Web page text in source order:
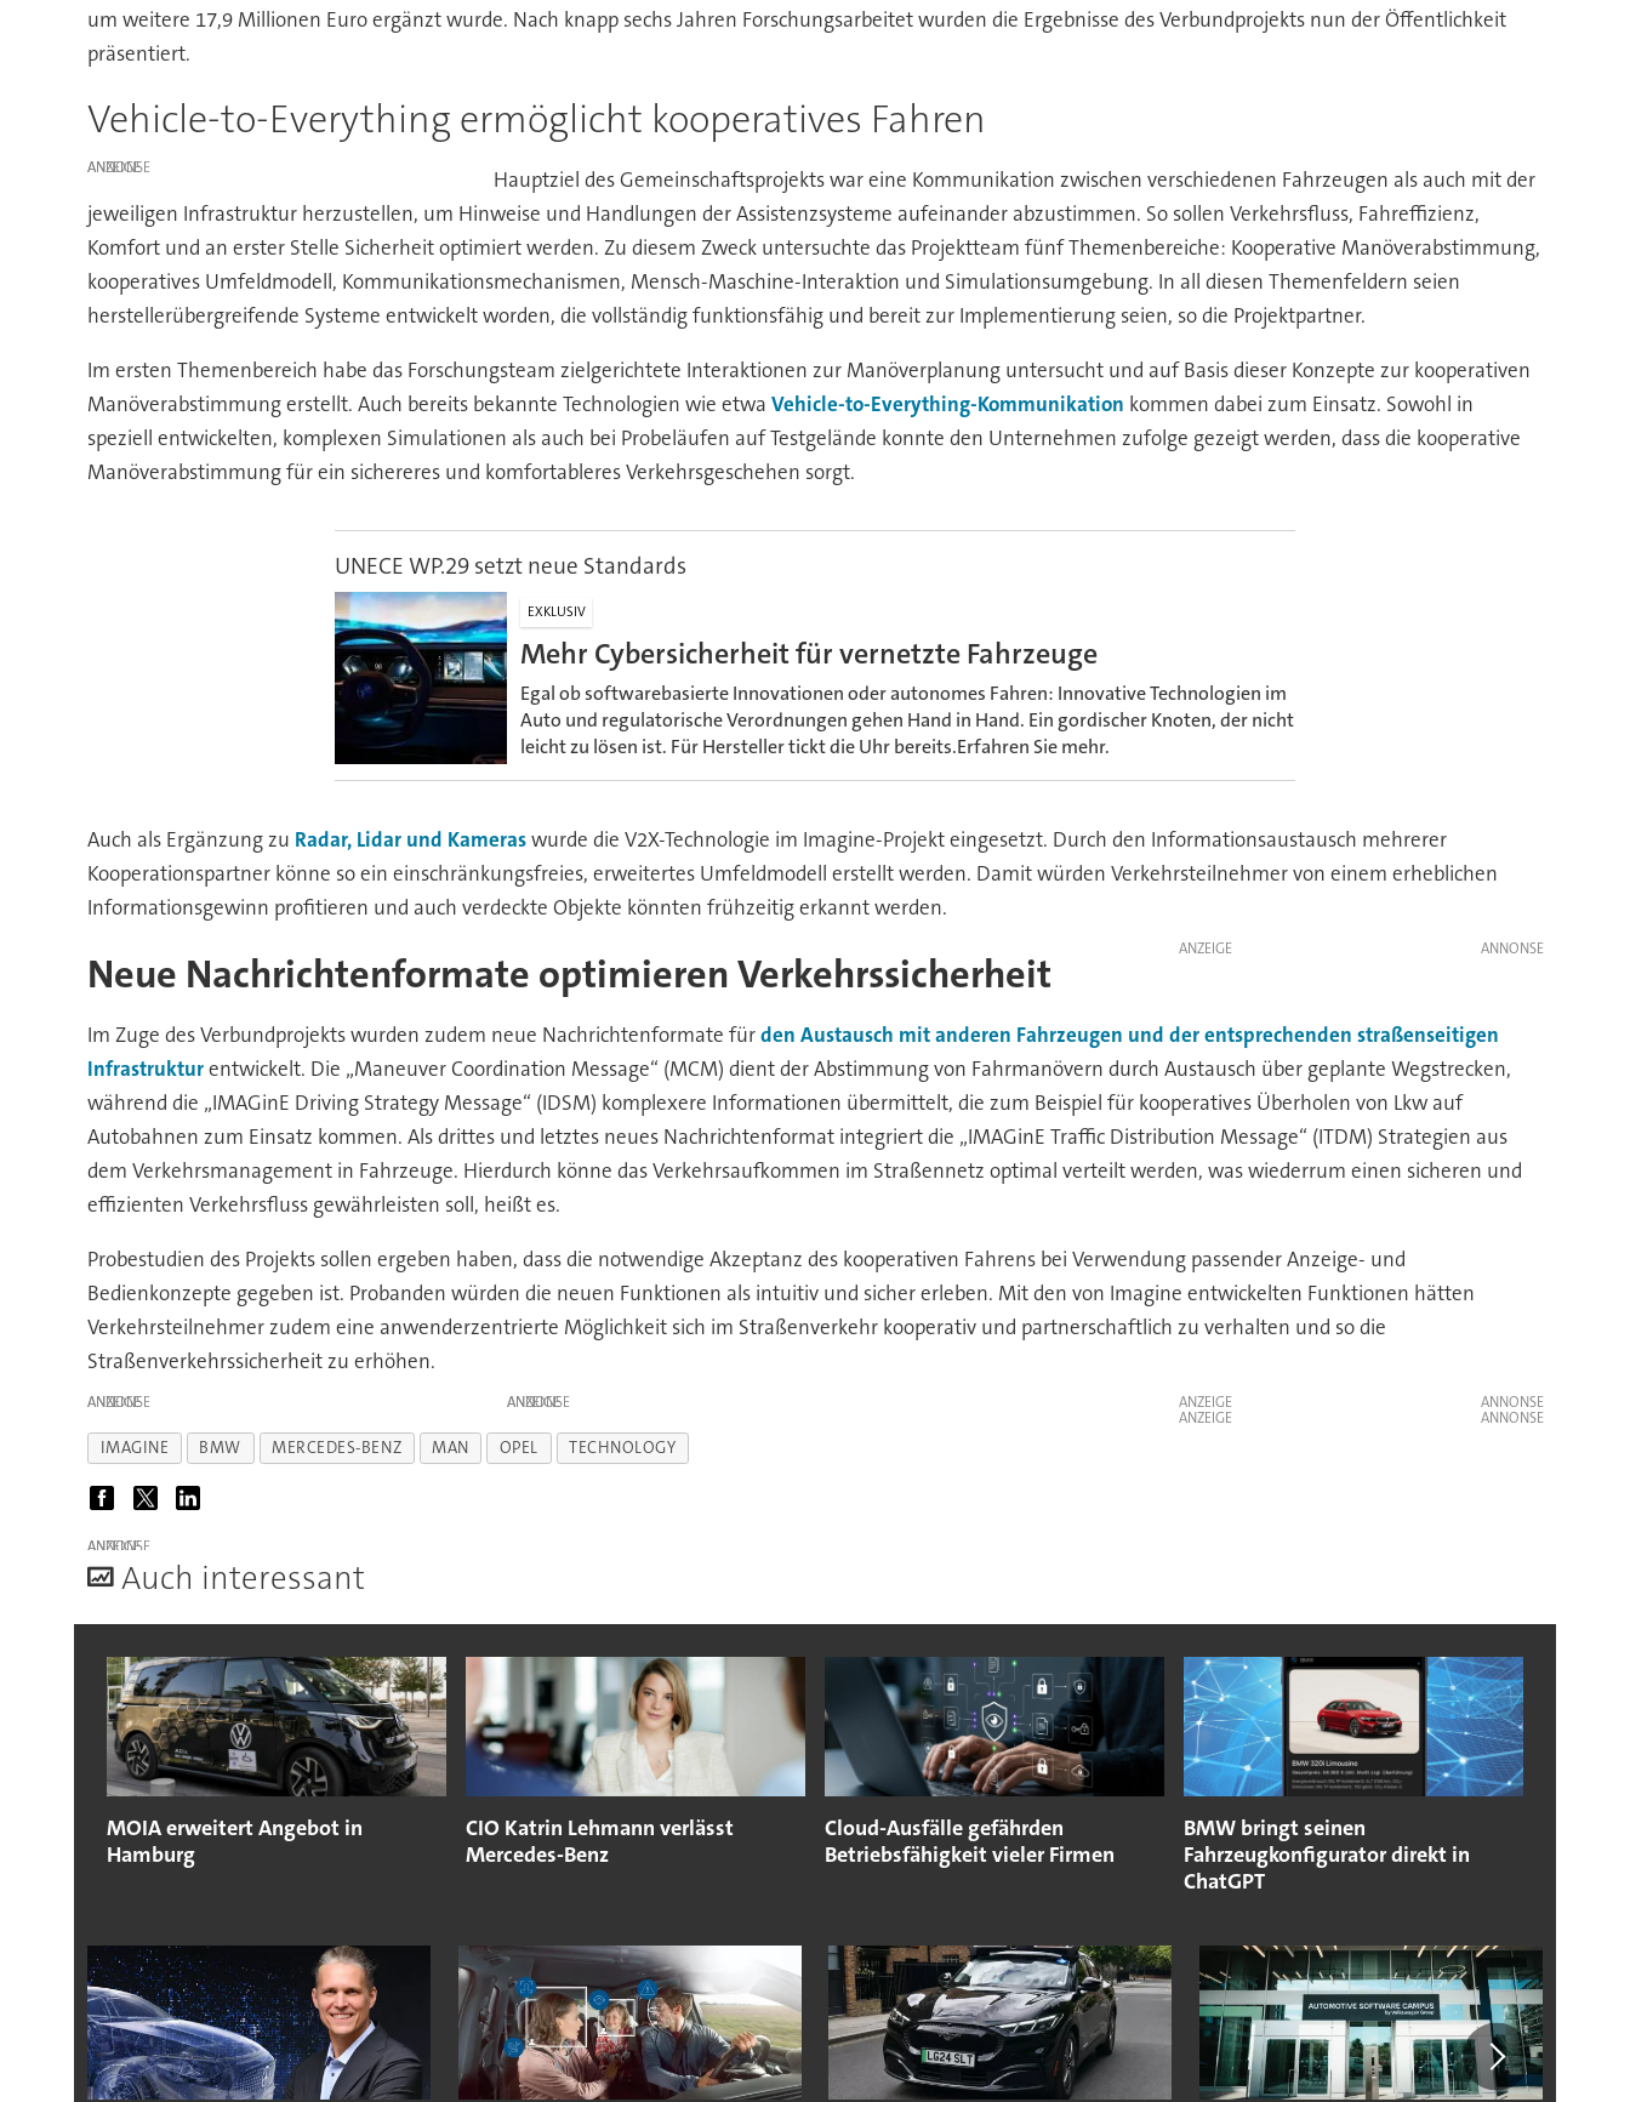
um weitere 17,9 Millionen Euro ergänzt wurde. Nach knapp sechs Jahren Forschungsarbeitet wurden die Ergebnisse des Verbundprojekts nun der Öffentlichkeit
präsentiert.
Vehicle-to-Everything ermöglicht kooperatives Fahren
ANZEIGE
Hauptziel des Gemeinschaftsprojekts war eine Kommunikation zwischen verschiedenen Fahrzeugen als auch mit der
jeweiligen Infrastruktur herzustellen, um Hinweise und Handlungen der Assistenzsysteme aufeinander abzustimmen. So sollen Verkehrsfluss, Fahreffizienz,
Komfort und an erster Stelle Sicherheit optimiert werden. Zu diesem Zweck untersuchte das Projektteam fünf Themenbereiche: Kooperative Manöverabstimmung,
kooperatives Umfeldmodell, Kommunikationsmechanismen, Mensch-Maschine-Interaktion und Simulationsumgebung. In all diesen Themenfeldern seien
herstellerübergreifende Systeme entwickelt worden, die vollständig funktionsfähig und bereit zur Implementierung seien, so die Projektpartner.
Im ersten Themenbereich habe das Forschungsteam zielgerichtete Interaktionen zur Manöverplanung untersucht und auf Basis dieser Konzepte zur kooperativen
Manöverabstimmung erstellt. Auch bereits bekannte Technologien wie etwa Vehicle-to-Everything-Kommunikation kommen dabei zum Einsatz. Sowohl in
speziell entwickelten, komplexen Simulationen als auch bei Probeläufen auf Testgelände konnte den Unternehmen zufolge gezeigt werden, dass die kooperative
Manöverabstimmung für ein sichereres und komfortableres Verkehrsgeschehen sorgt.
UNECE WP.29 setzt neue Standards
EXKLUSIV
Mehr Cybersicherheit für vernetzte Fahrzeuge
Egal ob softwarebasierte Innovationen oder autonomes Fahren: Innovative Technologien im
Auto und regulatorische Verordnungen gehen Hand in Hand. Ein gordischer Knoten, der nicht
leicht zu lösen ist. Für Hersteller tickt die Uhr bereits.Erfahren Sie mehr.
Auch als Ergänzung zu Radar, Lidar und Kameraswurde die V2X-Technologie im Imagine-Projekt eingesetzt. Durch den Informationsaustausch mehrerer
Kooperationspartner könne so ein einschränkungsfreies, erweitertes Umfeldmodell erstellt werden. Damit würden Verkehrsteilnehmer von einem erheblichen
Informationsgewinn profitieren und auch verdeckte Objekte könnten frühzeitig erkannt werden.
ANZEIGE
Neue Nachrichtenformate optimieren Verkehrssicherheit
Im Zuge des Verbundprojekts wurden zudem neue Nachrichtenformate fürden Austausch mit anderen Fahrzeugen und der entsprechenden straßenseitigen
Infrastrukturentwickelt. Die „Maneuver Coordination Message“ (MCM) dient der Abstimmung von Fahrmanövern durch Austausch über geplante Wegstrecken,
während die „IMAGinE Driving Strategy Message“ (IDSM) komplexere Informationen übermittelt, die zum Beispiel für kooperatives Überholen von Lkw auf
Autobahnen zum Einsatz kommen. Als drittes und letztes neues Nachrichtenformat integriert die „IMAGinE Traffic Distribution Message“ (ITDM) Strategien aus
dem Verkehrsmanagement in Fahrzeuge. Hierdurch könne das Verkehrsaufkommen im Straßennetz optimal verteilt werden, was wiederrum einen sicheren und
effizienten Verkehrsfluss gewährleisten soll, heißt es.
Probestudien des Projekts sollen ergeben haben, dass die notwendige Akzeptanz des kooperativen Fahrens bei Verwendung passender Anzeige- und
Bedienkonzepte gegeben ist. Probanden würden die neuen Funktionen als intuitiv und sicher erleben. Mit den von Imagine entwickelten Funktionen hätten
Verkehrsteilnehmer zudem eine anwenderzentrierte Möglichkeit sich im Straßenverkehr kooperativ und partnerschaftlich zu verhalten und so die
Straßenverkehrssicherheit zu erhöhen.
ANZEIGE ANZEIGE
ANZEIGE
ANZEIGE
IMAGINE BMW MERCEDES-BENZ MAN OPEL TECHNOLOGY
ANZEIGE
Auch interessant
MOIA erweitert Angebot in
Hamburg
CIO Katrin Lehmann verlässt
Mercedes-Benz
Cloud-Ausfälle gefährden
Betriebsfähigkeit vieler Firmen
BMW bringt seinen
Fahrzeugkonfigurator direkt in
ChatGPT